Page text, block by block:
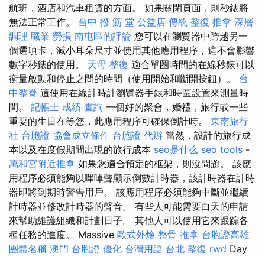
航班，酒店和汽車租賃的方面。 如果關閉頁面，則秒錶將
無法正常工作。 台中 撥 筋 堂 公益店 傳統 整復 推拿 深層
調理 職業 勞損 南屯區的評論 您可以在瀏覽器中跨越另一
個選項卡，減小耳朵尺寸並使用其他應用程序，這不會影響
數字秒錶的使用。 天母 整復 適合單圈時間的在線秒錶可以
衡量啟動和停止之間的時間（使用開始和斷開按鈕）。 台
中整脊 這使用在線計時計瀏覽器手錶和時區設置來測量時
間。 記帳士 成績 查詢 一個好的聚會，婚禮，旅行或一些
重要的生日在等您，此應用程序可確保倒計時。 東南旅行
社 台胞證 協會成立條件 台胞證 代辦 當然，設計的旅行成
本以及在度假期間出現的旅行成本 seo是什么 seo tools -
萬和宮附近推拿 如果您適合預定的框架，則沒問題。 該應
用程序必須能夠以嗶嗶聲顯示倒數計時器，該計時器在計時
器即將到期時警告用戶。 該應用程序必須能夠中斷並繼續
計時器並修改計時器的聲音。 有些人可能需要白天的申請
來幫助維護組織和計劃日子。 其他人可以使用它來跟踪各
種任務的進度。 Massive 歐式外燴 整骨 推拿 台胞證高雄
團體名稱 澳門 台胞證 優化 台灣用語 台北 整復 rwd Day